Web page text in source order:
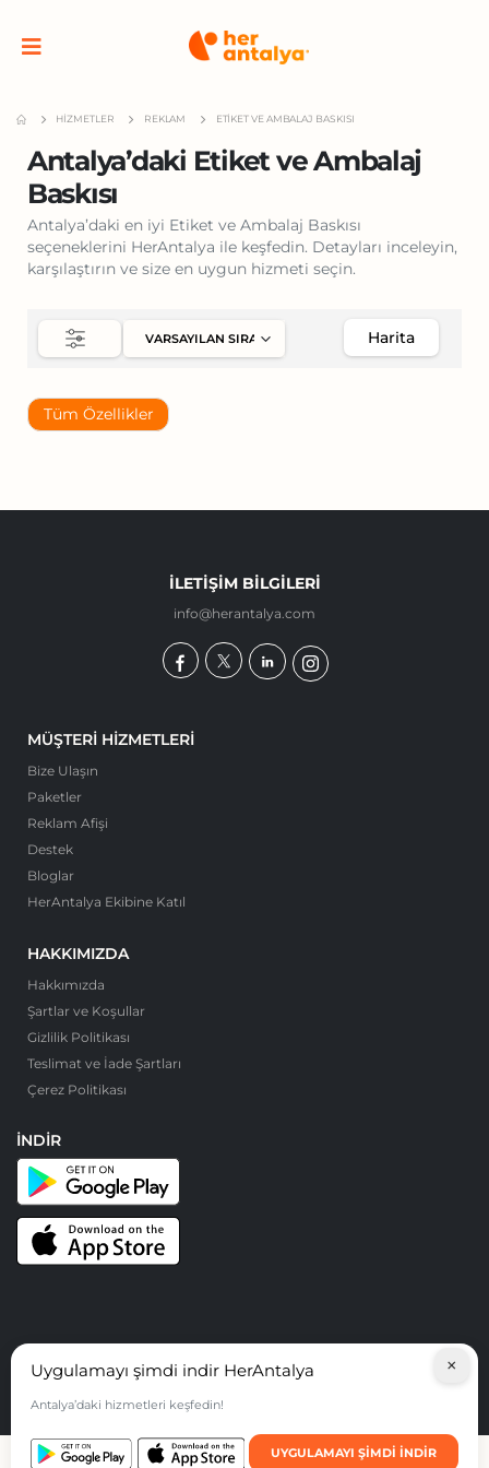
HIZMETLER REKLAM ETIKET VE AMBALAJ BASKISI
Antalya’daki Etiket ve Ambalaj
Baskısı
Antalya’daki en iyi Etiket ve Ambalaj Baskısı
seçeneklerini HerAntalya ile keşfedin. Detayları inceleyin,
karşılaştırın ve size en uygun hizmeti seçin.
Harita
Tüm Özellikler
İLETIŞIM BILGILERI
info@herantalya.com
MÜŞTERI HIZMETLERI
Bize Ulaşın
Paketler
Reklam Afişi
Destek
Bloglar
HerAntalya Ekibine Katıl
HAKKIMIZDA
Hakkımızda
Şartlar ve Koşullar
Gizlilik Politikası
Teslimat ve İade Şartları
Çerez Politikası
İNDIR
© HerAntalya. 2026. Tüm Hakları Saklıdır
Uygulamayı şimdi indir HerAntalya
Antalya’daki hizmetleri keşfedin!
UYGULAMAYI ŞIMDI INDIR
×
More About Cookie Policy